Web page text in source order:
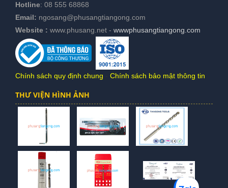
Hotline: 08 555 68868
Email: ngosang@phusangtiangong.com
Website : www.phusang.net - wwwphusangtiangong.com
Chính sách quy định chung Chính sách bảo mật thông tin
THƯ VIỆN HÌNH ẢNH